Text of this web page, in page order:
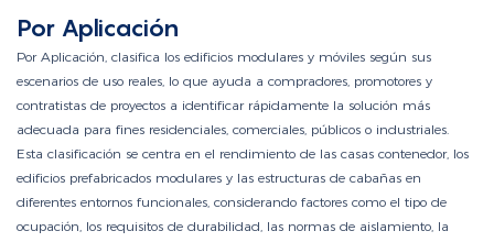
Por Aplicación
Por Aplicación, clasifica los edificios modulares y móviles según sus
escenarios de uso reales, lo que ayuda a compradores, promotores y
contratistas de proyectos a identificar rápidamente la solución más
adecuada para fines residenciales, comerciales, públicos o industriales.
Esta clasificación se centra en el rendimiento de las casas contenedor, los
edificios prefabricados modulares y las estructuras de cabañas en
diferentes entornos funcionales, considerando factores como el tipo de
ocupación, los requisitos de durabilidad, las normas de aislamiento, la